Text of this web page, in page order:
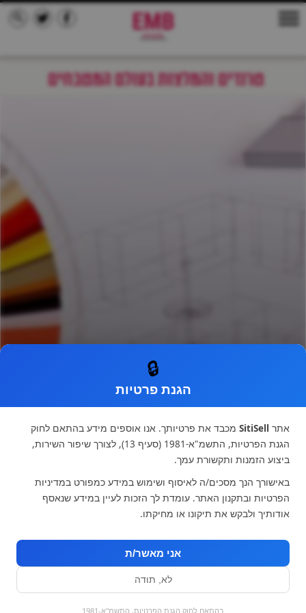
טרנדים והמלצות בעולם המטבחים
תכנון מטבחים
המדריך לתכנון ועיצוב המטבח
החלומות שלכם
מאת מעצב מטבחים
מפת אתר
דף הבית
תכנון מטבחים
המדריך לתכנון ועיצוב המטבח
החלומות שלכם
🔒
הגנת פרטיות
אתר SitiSell מכבד את פרטיותך. אנו אוספים מידע בהתאם לחוק
הגנת הפרטיות, התשמ"א-1981 (סעיף 13), לצורך שיפור השירות,
ביצוע הזמנות ותקשורת עמך.
באישורך הנך מסכים/ה לאיסוף ושימוש במידע כמפורט במדיניות
הפרטיות ובתקנון האתר. עומדת לך הזכות לעיין במידע שנאסף
אודותיך ולבקש את תיקונו או מחיקתו.
אני מאשר/ת
לא, תודה
בהתאם לחוק הגנת הפרטיות, התשמ"א-1981